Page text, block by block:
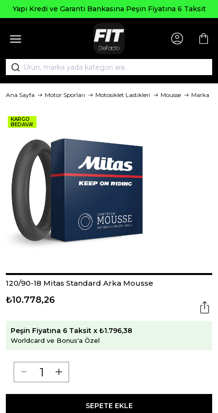
Yapı Kredi ve Garanti Bankasına Peşin Fiyatına 6 Taksit
Ana Sayfa Motor Sporları Motosiklet Lastikleri Mousse Marka
KARGO
BEDAVA!
120/90-18 Mitas Standard Arka Mousse
₺10.778,26
Peşin Fiyatına 6 Taksit x ₺1.796,38
Worldcard ve Bonus'a Özel
SEPETE EKLE